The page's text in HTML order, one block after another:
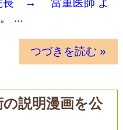
院長 → 當重医師 よ
...
つづきを読む »
説明漫画を公